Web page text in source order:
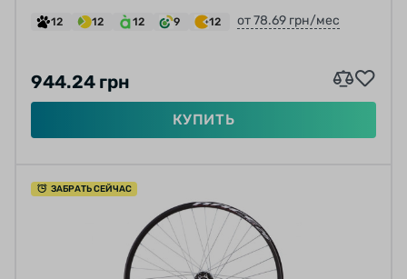
12 12 12 9 12 от 78.69 грн/мес
944.24 грн
КУПИТЬ
ЗАБРАТЬ СЕЙЧАС